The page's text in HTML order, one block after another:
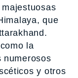
que
la
numerosos
y otros